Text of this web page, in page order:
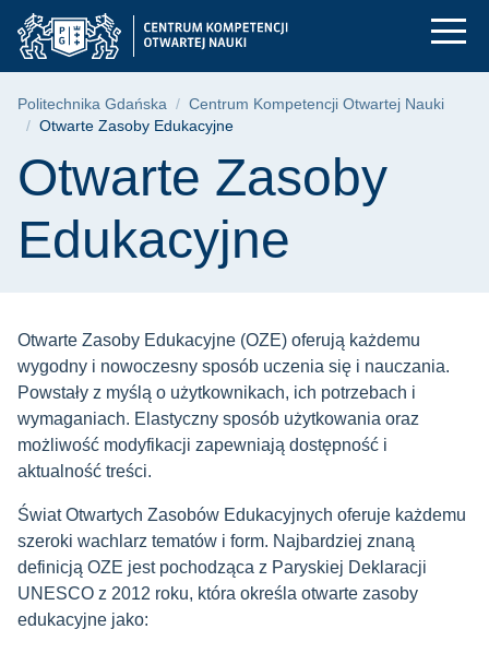
Przejdź
do
menu
Przejdź
do
wyszukiwarki
Przejdź
do
treści
Otwarte Zasoby
Ścieżka nawigacyjna
Politechnika Gdańska
Centrum Kompetencji Otwartej Nauki
Otwarte Zasoby Edukacyjne
Treść strony
Otwarte Zasoby
Edukacyjne
Otwarte Zasoby Edukacyjne (OZE) oferują każdemu
wygodny i nowoczesny sposób uczenia się i nauczania.
Powstały z myślą o użytkownikach, ich potrzebach i
wymaganiach. Elastyczny sposób użytkowania oraz
możliwość modyfikacji zapewniają dostępność i
aktualność treści.
Świat Otwartych Zasobów Edukacyjnych oferuje każdemu
szeroki wachlarz tematów i form. Najbardziej znaną
definicją OZE jest pochodząca z Paryskiej Deklaracji
UNESCO z 2012 roku, która określa otwarte zasoby
edukacyjne jako: